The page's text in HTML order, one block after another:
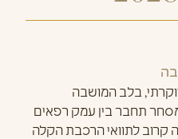
יוקרתי, בלב המושבה
תחבר בין עמק רפאים
קרוב לתוואי הרכבת הקלה